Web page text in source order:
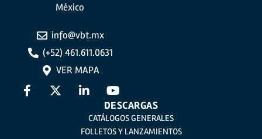
México
info@vbt.mx
(+52) 461.611.0631
VER MAPA
DESCARGAS
CATÁLOGOS GENERALES
FOLLETOS Y LANZAMIENTOS